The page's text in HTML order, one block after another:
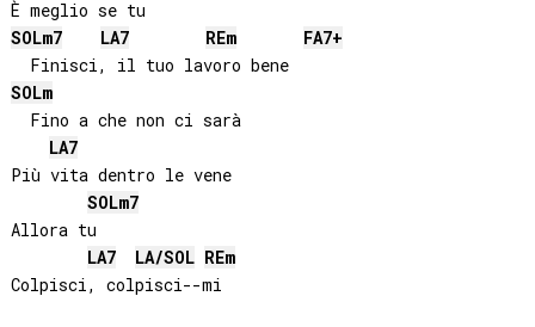
SOLm7 LA7 REm FA7+
  Finisci, il tuo lavoro bene
SOLm
  Fino a che non ci sarà
LA7
Più vita dentro le vene
SOLm7
Allora tu
LA7 LA/SOL REm